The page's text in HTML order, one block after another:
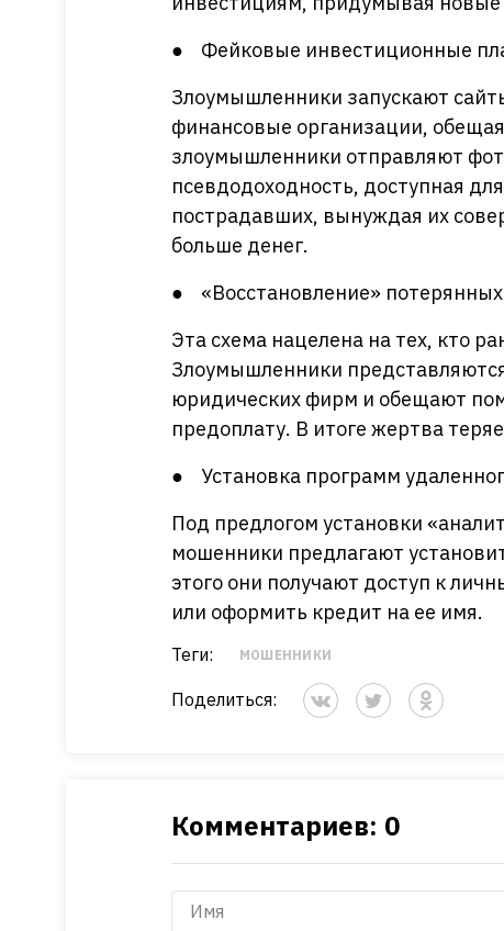
● Фейковые инвестиционные
Злоумышленники запускают
финансовые организации,
злоумышленники отправляют
псевдодоходность, доступная
пострадавших, вынуждая их
больше денег.
● «Восстановление»
Эта схема нацелена на тех, кто
Злоумышленники
юридических фирм и обещают
предоплату. В итоге жертва
● Установка программ
Под предлогом установки
мошенники предлагают
этого они получают доступ к
или оформить кредит на ее имя.
Теги: МОШЕННИКИ
Поделиться:
Комментариев: 0